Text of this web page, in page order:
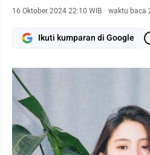
16 Oktober 2024 22:10 WIB · waktu baca
Ikuti kumparan di Google